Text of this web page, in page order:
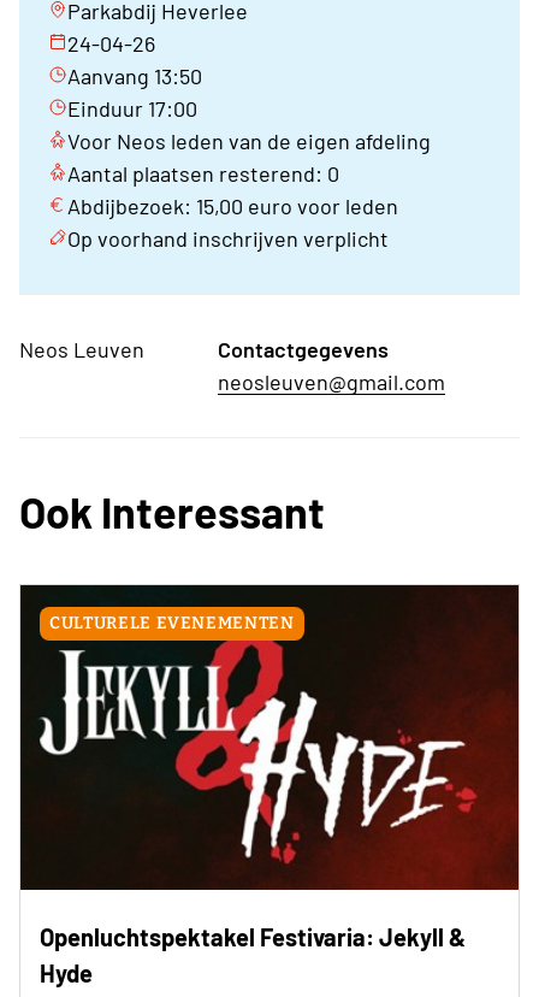
Parkabdij Heverlee
24-04-26
Aanvang 13:50
Einduur 17:00
Voor Neos leden van de eigen afdeling
Aantal plaatsen resterend: 0
Abdijbezoek: 15,00 euro voor leden
Op voorhand inschrijven verplicht
Neos Leuven
Contactgegevens
neosleuven@gmail.com
Ook Interessant
CULTURELE EVENEMENTEN
Openluchtspektakel Festivaria: Jekyll &
Hyde